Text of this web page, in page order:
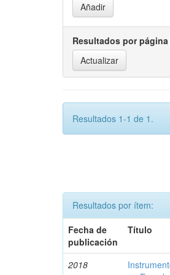
Resultados por página
Resultados 1-1 de 1.
Resultados por ítem:
Fecha de
publicación
Título
2018